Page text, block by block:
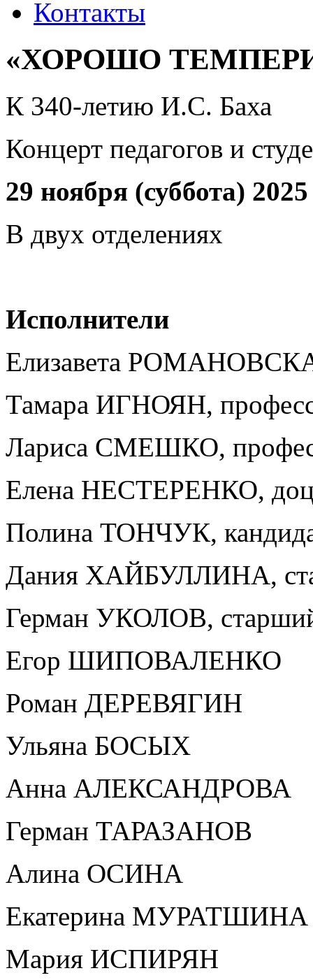
Контакты
«ХОРОШО
К 340-летию И.С. Баха
Концерт педагогов и
29 ноября (суббота)
В двух отделениях
Исполнители
Елизавета
Тамара ИГНОЯН,
Лариса СМЕШКО,
Елена НЕСТЕРЕНКО,
Полина ТОНЧУК,
Дания ХАЙБУЛЛИНА,
Герман УКОЛОВ, старший
Егор ШИПОВАЛЕНКО
Роман ДЕРЕВЯГИН
Ульяна БОСЫХ
Анна АЛЕКСАНДРОВА
Герман ТАРАЗАНОВ
Алина ОСИНА
Екатерина МУРАТШИНА
Мария ИСПИРЯН